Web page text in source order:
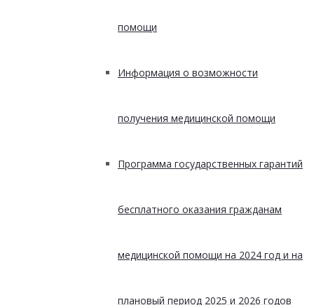
помощи
Информация о возможности
получения медицинской помощи
Программа государственных гарантий
бесплатного оказания гражданам
медицинской помощи на 2024 год и на
плановый период 2025 и 2026 годов